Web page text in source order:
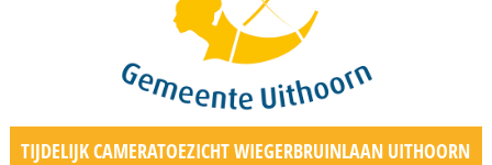
TIJDELIJK CAMERATOEZICHT WIEGERBRUINLAAN UITHOORN